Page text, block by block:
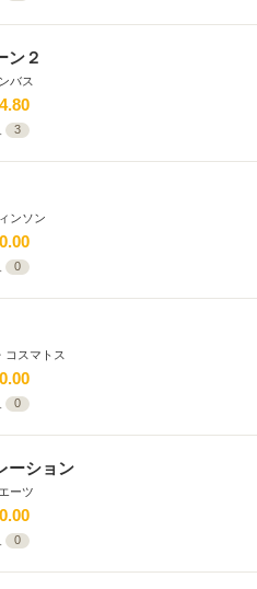
ン２
バス
4.80
3
ンソン
0.00
0
コスマトス
0.00
0
ーション
ーツ
0.00
0